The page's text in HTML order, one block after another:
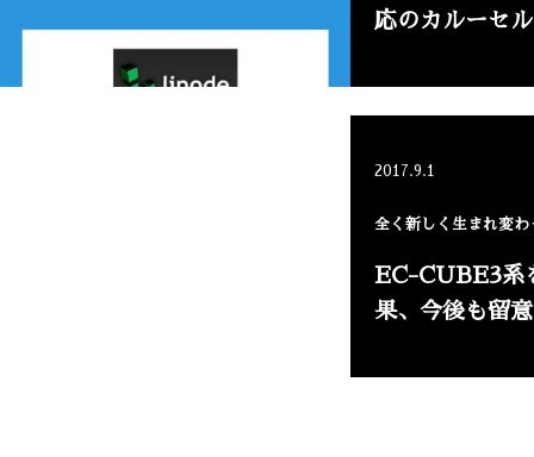
応のカルーセ
2017.9.1
全く新しく生まれ変
EC-CUBE3系
果、今後も留